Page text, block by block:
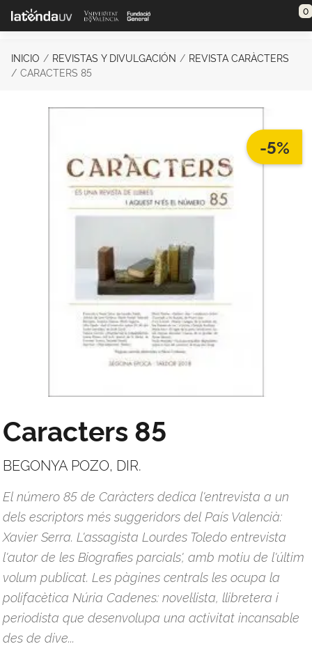
Saltar al contenido principal 0
INICIO REVISTAS Y DIVULGACIÓN
REVISTA CARÀCTERS
CARACTERS 85
-5%
Caracters 85
BEGONYA POZO, DIR.
El número 85 de Caràcters dedica l'entrevista a un
dels escriptors més suggeridors del País Valencià:
Xavier Serra. L'assagista Lourdes Toledo entrevista
l'autor de les Biografies parcials', amb motiu de l'últim
volum publicat. Les pàgines centrals les ocupa la
polifacètica Núria Cadenes: novel·lista, llibretera i
periodista que desenvolupa una activitat incansable
des de dive...